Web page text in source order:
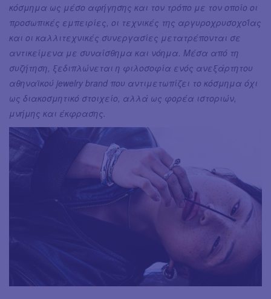
κόσμημα ως μέσο αφήγησης και τον τρόπο με τον οποίο οι
προσωπικές εμπειρίες, οι τεχνικές της αργυροχρυσοχοΐας
και οι καλλιτεχνικές συνεργασίες μετατρέπονται σε
αντικείμενα με συναίσθημα και νόημα. Μέσα από τη
συζήτηση, ξεδιπλώνεται η φιλοσοφία ενός ανεξάρτητου
αθηναϊκού jewelry brand που αντιμετωπίζει το κόσμημα όχι
ως διακοσμητικό στοιχείο, αλλά ως φορέα ιστοριών,
μνήμης και έκφρασης.